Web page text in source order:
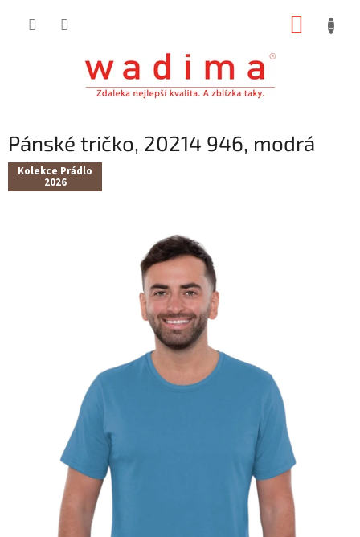
Pánské tričko, 20214 946, modrá
Kolekce Prádlo
2026